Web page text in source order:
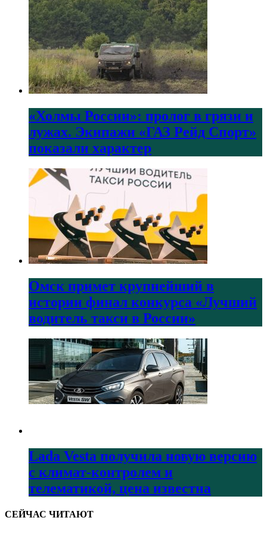
«Холмы России»: пролог в грязи и
лужах. Экипажи «ГАЗ Рейд Спорт»
показали характер
Омск примет крупнейший в
истории финал конкурса «Лучший
водитель такси в России»
Lada Vesta получила новую версию
с климат-контролем и
телематикой, цена известна
СЕЙЧАС ЧИТАЮТ